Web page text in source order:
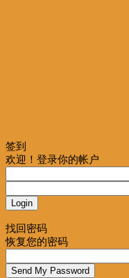
签到
欢迎！登录你的帐户
找回密码
恢复您的密码